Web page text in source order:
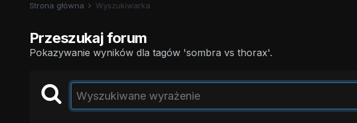
Strona główna Wyszukiwarka
Przeszukaj forum
Pokazywanie wyników dla tagów 'sombra vs thorax'.